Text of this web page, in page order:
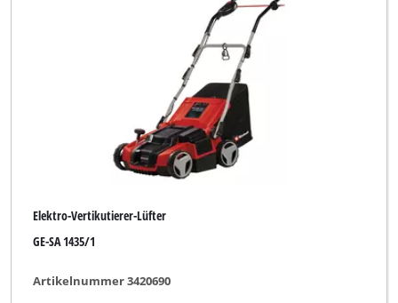
Elektro-Vertikutierer-Lüfter
GE-SA 1435/1
Artikelnummer 3420690